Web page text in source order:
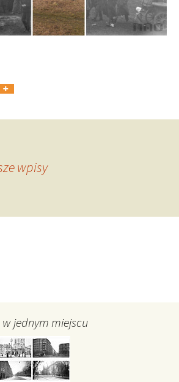
wpisy
w jednym miejscu